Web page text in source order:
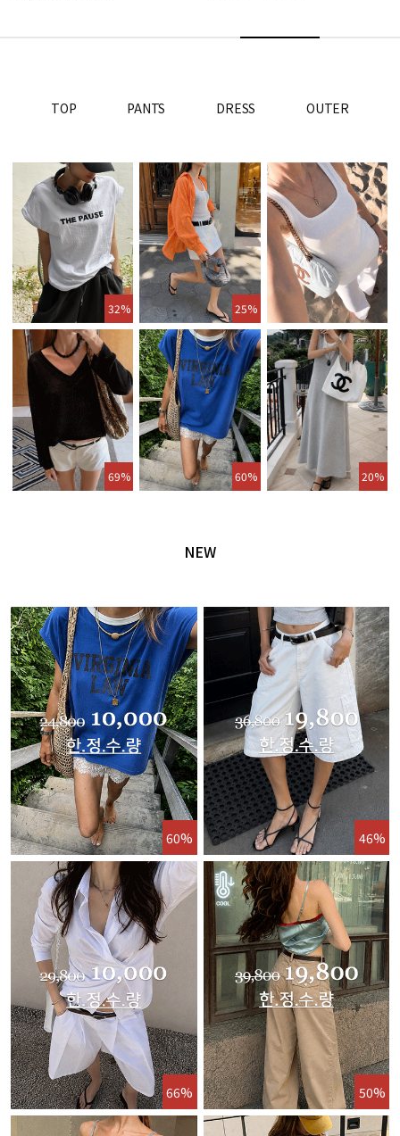
TOP PANTS DRESS OUTER
32% 25%
69% 60% 20%
NEW
60% 46%
66% 50%